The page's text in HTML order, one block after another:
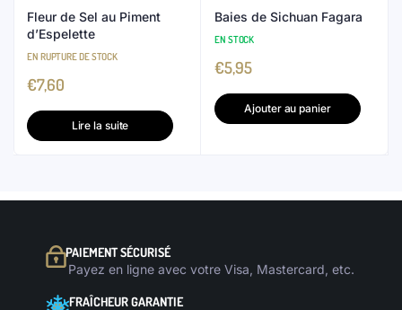
Fleur de Sel au Piment
d’Espelette
EN RUPTURE DE STOCK
€7,60
Lire la suite
Baies de Sichuan Fagara
EN STOCK
€5,95
Ajouter au panier
PAIEMENT SÉCURISÉ
Payez en ligne avec votre Visa, Mastercard, etc.
FRAÎCHEUR GARANTIE